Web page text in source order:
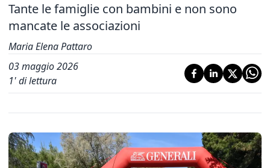
Tante le famiglie con bambini e non sono
mancate le associazioni
Maria Elena Pattaro
03 maggio 2026
1' di lettura